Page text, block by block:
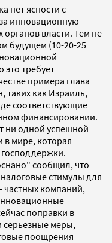
нет ясности с
инновационную
власти. Тем не
будущем (10-20-25
требует
примера глава
таких как Израиль,
соответствующие
финансировании.
ни одной успешной
мире, которая
господдержки.
сообщил, что
стимулы для
частных компаний,
поправки в
серьезные меры,
поощрения